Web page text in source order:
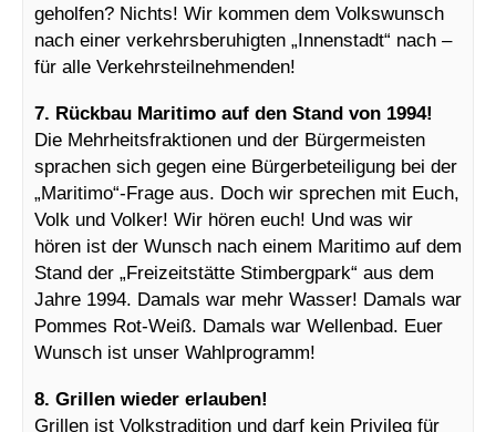
geholfen? Nichts! Wir kommen dem Volkswunsch
nach einer verkehrsberuhigten „Innenstadt“ nach –
für alle Verkehrsteilnehmenden!
7. Rückbau Maritimo auf den Stand von 1994!
Die Mehrheitsfraktionen und der Bürgermeisten
sprachen sich gegen eine Bürgerbeteiligung bei der
„Maritimo“-Frage aus. Doch wir sprechen mit Euch,
Volk und Volker! Wir hören euch! Und was wir
hören ist der Wunsch nach einem Maritimo auf dem
Stand der „Freizeitstätte Stimbergpark“ aus dem
Jahre 1994. Damals war mehr Wasser! Damals war
Pommes Rot-Weiß. Damals war Wellenbad. Euer
Wunsch ist unser Wahlprogramm!
8. Grillen wieder erlauben!
Grillen ist Volkstradition und darf kein Privileg für